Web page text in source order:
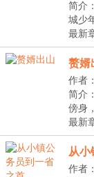
简介
城少
刀...
最新
点
赘婿
作者
简介
傍身
大...
最新
从小
作者